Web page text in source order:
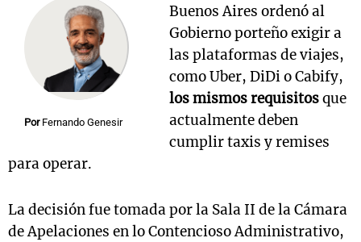
Por Fernando Genesir
Buenos Aires ordenó al
Gobierno porteño exigir a
las plataformas de viajes,
como Uber, DiDi o Cabify,
los mismos requisitosque
actualmente deben
cumplir taxis y remises
para operar.
La decisión fue tomada por la Sala II de la Cámara
de Apelaciones en lo Contencioso Administrativo,